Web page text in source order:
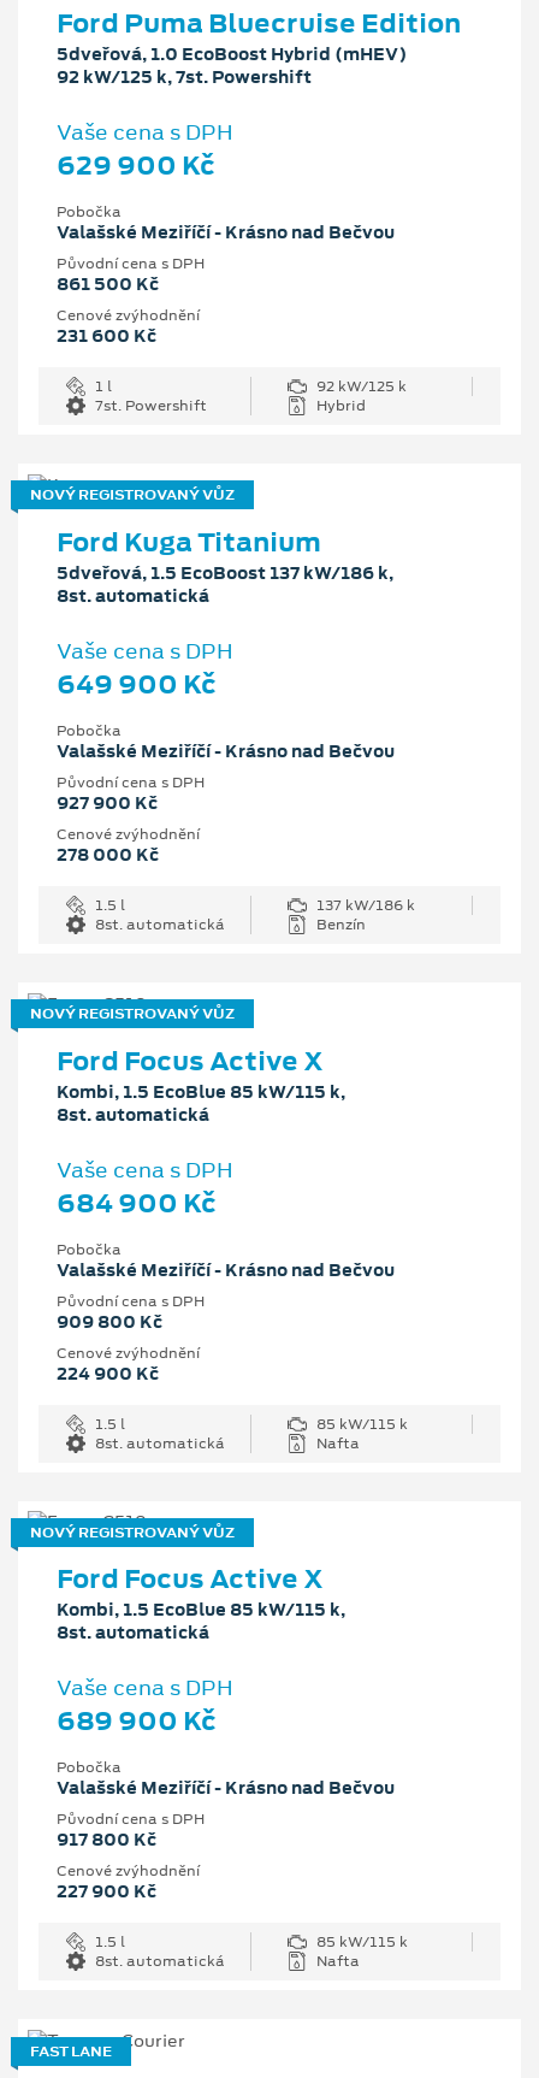
Ford Puma Bluecruise Edition
5dveřová, 1.0 EcoBoost Hybrid (mHEV)
92 kW/125 k, 7st. Powershift
Vaše cena s DPH
629 900 Kč
Pobočka
Valašské Meziříčí - Krásno nad Bečvou
Původní cena s DPH
861 500 Kč
Cenové zvýhodnění
231 600 Kč
1 l
92 kW/125 k
7st. Powershift
Hybrid
NOVÝ REGISTROVANÝ VŮZ
Ford Kuga Titanium
5dveřová, 1.5 EcoBoost 137 kW/186 k,
8st. automatická
Vaše cena s DPH
649 900 Kč
Pobočka
Valašské Meziříčí - Krásno nad Bečvou
Původní cena s DPH
927 900 Kč
Cenové zvýhodnění
278 000 Kč
1.5 l
137 kW/186 k
8st. automatická
Benzín
NOVÝ REGISTROVANÝ VŮZ
Ford Focus Active X
Kombi, 1.5 EcoBlue 85 kW/115 k,
8st. automatická
Vaše cena s DPH
684 900 Kč
Pobočka
Valašské Meziříčí - Krásno nad Bečvou
Původní cena s DPH
909 800 Kč
Cenové zvýhodnění
224 900 Kč
1.5 l
85 kW/115 k
8st. automatická
Nafta
NOVÝ REGISTROVANÝ VŮZ
Ford Focus Active X
Kombi, 1.5 EcoBlue 85 kW/115 k,
8st. automatická
Vaše cena s DPH
689 900 Kč
Pobočka
Valašské Meziříčí - Krásno nad Bečvou
Původní cena s DPH
917 800 Kč
Cenové zvýhodnění
227 900 Kč
1.5 l
85 kW/115 k
8st. automatická
Nafta
FAST LANE